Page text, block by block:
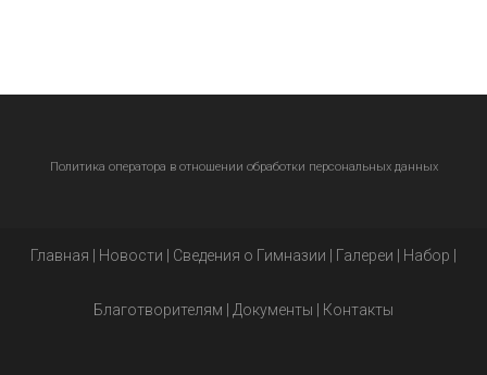
Политика оператора в отношении обработки персональных данных
Главная Новости Сведения о Гимназии Галереи Набор
Благотворителям Документы Контакты